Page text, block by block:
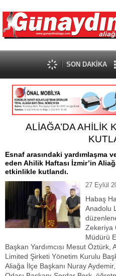
SON DAKİKA
ALİAĞA’DA AHİLİK
Esnaf arasındaki yardımlaşma
eden Ahilik Haftası İzmir’in
etkinlikle kutlandı.
27 Eylül
Habaş
Anadolu
Zekeriya
Müdürü
Başkan Yardımcısı Mesut
Limited Şirketi Yönetim Kurulu
Aliağa İlçe Başkanı Nuray